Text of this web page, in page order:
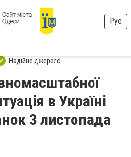
Рус
Надійне джерело
в Україні
3 листопада